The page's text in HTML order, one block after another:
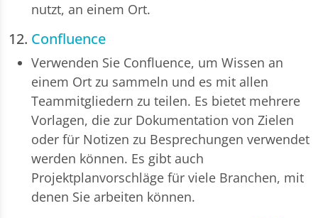
nutzt, an einem Ort.
12. Confluence
Verwenden Sie Confluence, um Wissen an
einem Ort zu sammeln und es mit allen
Teammitgliedern zu teilen. Es bietet mehrere
Vorlagen, die zur Dokumentation von Zielen
oder für Notizen zu Besprechungen verwendet
werden können. Es gibt auch
Projektplanvorschläge für viele Branchen, mit
denen Sie arbeiten können.